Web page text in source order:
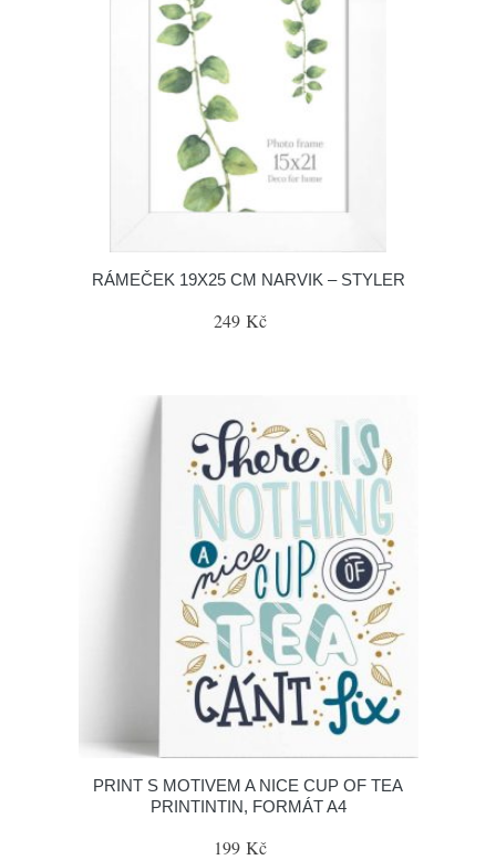
RÁMEČEK 19X25 CM NARVIK – STYLER
249 Kč
PRINT S MOTIVEM A NICE CUP OF TEA
PRINTINTIN, FORMÁT A4
199 Kč